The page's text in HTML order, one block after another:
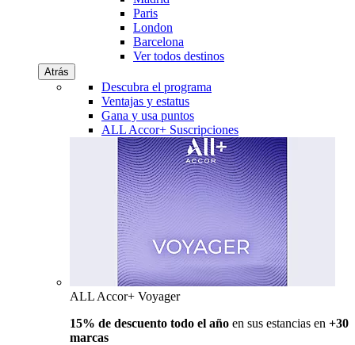
Paris
London
Barcelona
Ver todos destinos
Atrás
Descubra el programa
Ventajas y estatus
Gana y usa puntos
ALL Accor+ Suscripciones
ALL Accor+ Voyager
15% de descuento todo el año en sus estancias en +30
marcas